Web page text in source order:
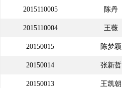
2015110005 陈丹
2015110004 王薇
20150015 陈梦颖
20150014 张新哲
20150013 王凯朝